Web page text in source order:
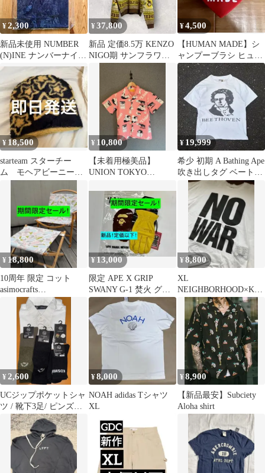
¥2,300
新品未使用 NUMBER
(N)INE ナンバーナイン
Tシャツ Navy L
¥37,800
新品 定価8.5万 KENZO
NIGO期 サンフラワー
¥4,500
【HUMAN MADE】シ
ャンプーブラシ ヒュー
マンメイド
¥ 18,500
starteam スターチー
ム モヘアビーニー
¥ 10,800
【未着用極美品】
UNION TOKYO
ンク M
¥ 19,999
希少 初期 A Bathing Ape
吹き出しタグ ベートー
ヴェンtシャツ
¥ 18,800
10周年 限定 コット
asimocrafts
nerudesignworks
¥13,000
限定 APE X GRIP
SWANY G-1 焚火 グロ
ーブ グリップスワニー
¥8,800
XL
NEIGHBORHOOD×KAT
HARINE HAMNETT T
シャツ
¥ 2,600
UCジップポケットシャ
ツ / 靴下3足/ ピンズセ
ットGU × アンダーカバ
¥8,000
NOAH adidas Tシャツ
XL
¥8,900
【新品最安】Subciety
Aloha shirt